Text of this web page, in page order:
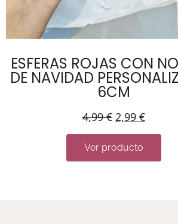
ESFERAS ROJAS CON
DE NAVIDAD
6CM
4,99€ 2,99 €
Ver producto